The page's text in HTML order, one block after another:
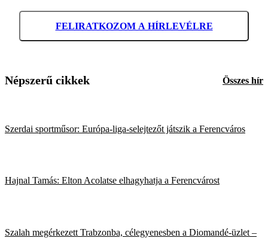
FELIRATKOZOM A HÍRLEVÉLRE
Népszerű cikkek Összes hír
Szerdai sportműsor: Európa-liga-selejtezőt játszik a Ferencváros
Hajnal Tamás: Elton Acolatse elhagyhatja a Ferencvárost
Szalah megérkezett Trabzonba, célegyenesben a Diomandé-üzlet –